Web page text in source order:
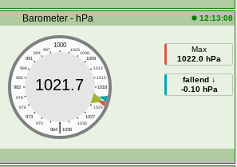
Barometer - hPa 12:13:08
1000
997 1003
994
1006
991
1009
988
1012
985
1015
982
1018
979
1021
976
1024
973
1027
970
1030
|
964 1036
1021.7
Max
1022.0 hPa
fallend ↓
-0.10 hPa